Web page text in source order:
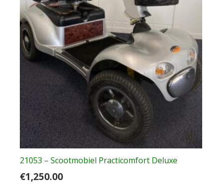
21053 – Scootmobiel Practicomfort Deluxe
€1,250.00